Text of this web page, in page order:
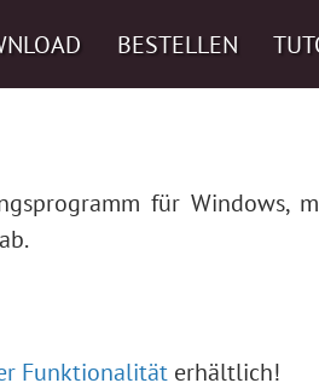
BESTELLEN
für Windows,
Funktionalität erhältlich!